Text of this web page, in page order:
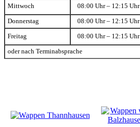
Mittwoch 08:00 Uhr – 12:15 Uhr
Donnerstag 08:00 Uhr – 12:15 Uhr
Freitag 08:00 Uhr – 12:15 Uhr
oder nach Terminabsprache